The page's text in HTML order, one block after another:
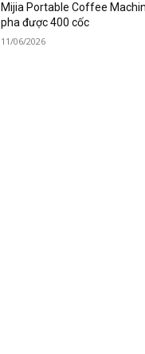
Mijia Portable Coffee
pha được 400 cốc
11/06/2026